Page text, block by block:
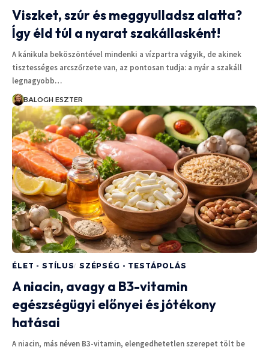
Viszket, szúr és meggyulladsz alatta?
Így éld túl a nyarat szakállasként!
A kánikula beköszöntével mindenki a vízpartra vágyik, de akinek
tisztességes arcszőrzete van, az pontosan tudja: a nyár a szakáll
legnagyobb…
BALOGH ESZTER
ÉLET - STÍLUS SZÉPSÉG - TESTÁPOLÁS
A niacin, avagy a B3-vitamin
egészségügyi előnyei és jótékony
hatásai
A niacin, más néven B3-vitamin, elengedhetetlen szerepet tölt be